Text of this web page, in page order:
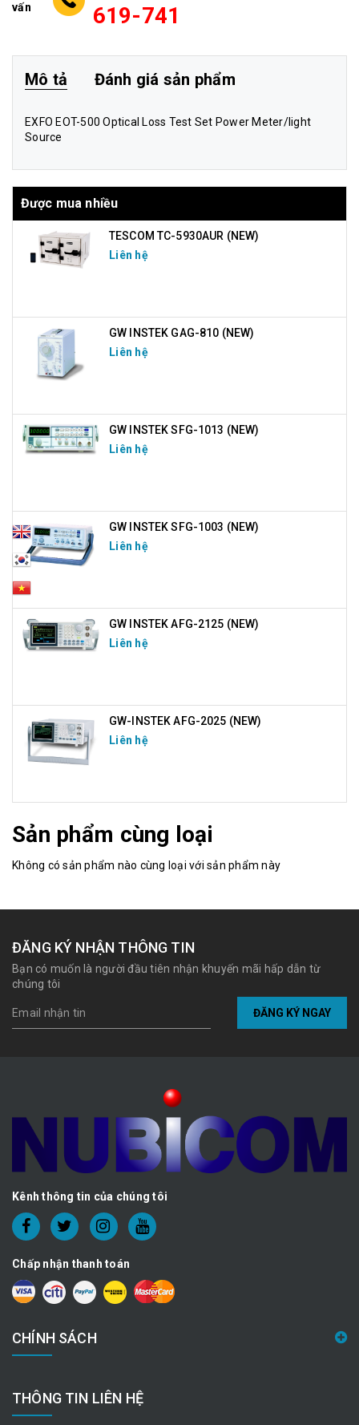
vấn
619-741
Mô tả Đánh giá sản phẩm
EXFO EOT-500 Optical Loss Test Set Power Meter/light
Source
Được mua nhiều
TESCOM TC-5930AUR (NEW)
Liên hệ
GW INSTEK GAG-810 (NEW)
Liên hệ
GW INSTEK SFG-1013 (NEW)
Liên hệ
GW INSTEK SFG-1003 (NEW)
Liên hệ
GW INSTEK AFG-2125 (NEW)
Liên hệ
GW-INSTEK AFG-2025 (NEW)
Liên hệ
Sản phẩm cùng loại
Không có sản phẩm nào cùng loại với sản phẩm này
ĐĂNG KÝ NHẬN THÔNG TIN
Bạn có muốn là người đầu tiên nhận khuyến mãi hấp dẫn từ
chúng tôi
ĐĂNG KÝ NGAY
Kênh thông tin của chúng tôi
Chấp nhận thanh toán
CHÍNH SÁCH
THÔNG TIN LIÊN HỆ